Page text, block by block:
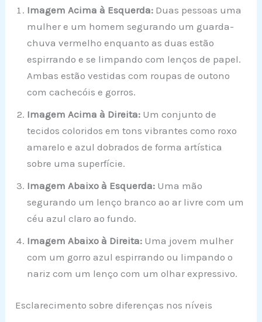
Imagem Acima à Esquerda: Duas pessoas uma
mulher e um homem segurando um guarda-
chuva vermelho enquanto as duas estão
espirrando e se limpando com lenços de papel.
Ambas estão vestidas com roupas de outono
com cachecóis e gorros.
Imagem Acima à Direita: Um conjunto de
tecidos coloridos em tons vibrantes como roxo
amarelo e azul dobrados de forma artística
sobre uma superfície.
Imagem Abaixo à Esquerda: Uma mão
segurando um lenço branco ao ar livre com um
céu azul claro ao fundo.
Imagem Abaixo à Direita: Uma jovem mulher
com um gorro azul espirrando ou limpando o
nariz com um lenço com um olhar expressivo.
Esclarecimento sobre diferenças nos níveis